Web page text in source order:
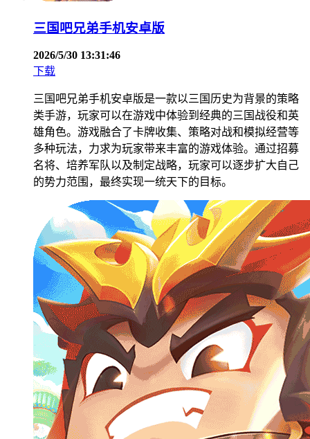
三国吧兄弟手机安卓版
2026/5/30 13:31:46
下载
三国吧兄弟手机安卓版是一款以三国历史为背景的策略
类手游，玩家可以在游戏中体验到经典的三国战役和英
雄角色。游戏融合了卡牌收集、策略对战和模拟经营等
多种玩法，力求为玩家带来丰富的游戏体验。通过招募
名将、培养军队以及制定战略，玩家可以逐步扩大自己
的势力范围，最终实现一统天下的目标。